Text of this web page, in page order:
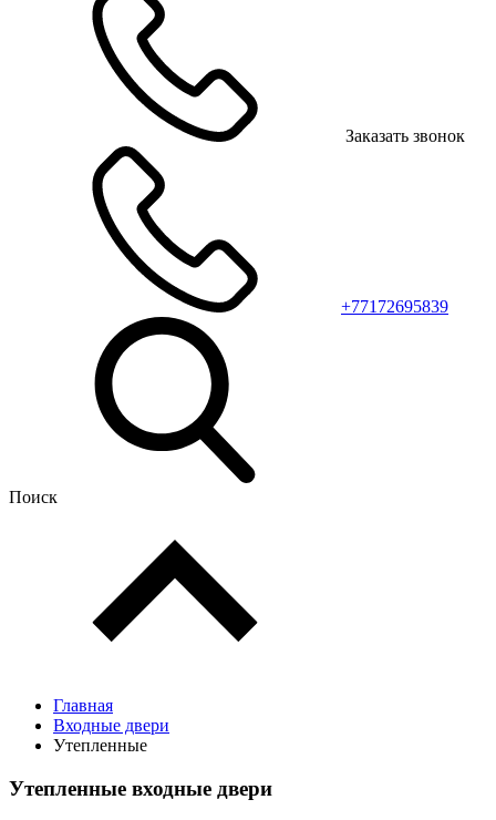
Заказать звонок
+77172695839
Поиск
Главная
Входные двери
Утепленные
Утепленные входные двери